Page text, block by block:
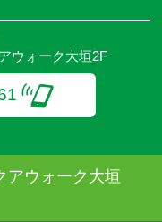
ウォーク大垣2F
アウォーク大垣